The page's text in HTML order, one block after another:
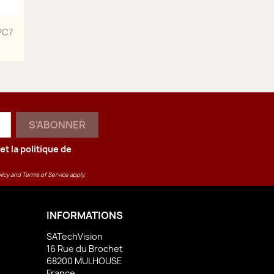
la politique de
andTerms of Serviceapply.
INFORMATIONS
SATechVision
16 Rue du Brochet
68200 MULHOUSE